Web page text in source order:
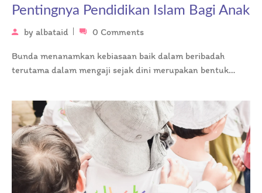
Pentingnya Pendidikan Islam Bagi Anak
by albataid 0 Comments
Bunda menanamkan kebiasaan baik dalam beribadah
terutama dalam mengaji sejak dini merupakan bentuk